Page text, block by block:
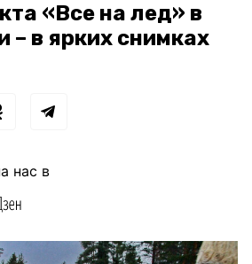
«Все на лед» в
– в ярких снимках
нас в